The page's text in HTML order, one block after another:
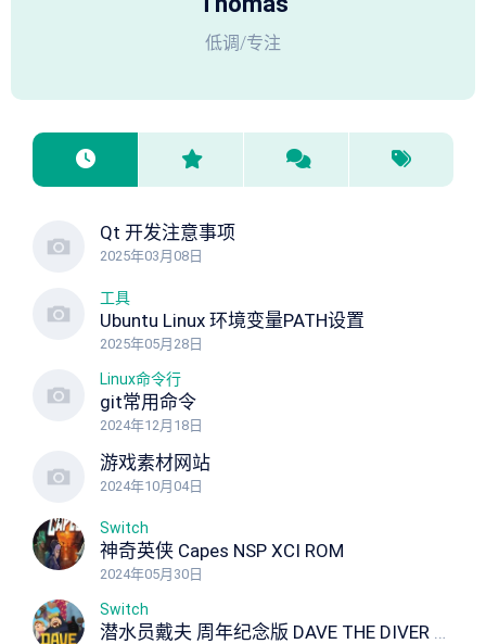
低调/专注
Qt 开发注意事项
2025年03月08日
工具
Ubuntu Linux 环境变量PATH设置
2025年05月28日
Linux命令行
git常用命令
2024年12月18日
游戏素材网站
2024年10月04日
Switch
神奇英侠 Capes NSP XCI ROM
2024年05月30日
Switch
潜水员戴夫 周年纪念版 DAVE THE DIVER Anniversary Edition NSP XCI ROM